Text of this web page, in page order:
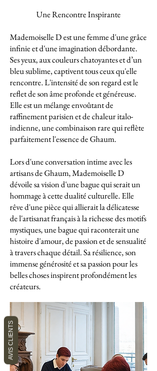
Une Rencontre Inspirante
Mademoiselle D est une femme d'une grâce
infinie et d'une imagination débordante.
Ses yeux, aux couleurs chatoyantes et d’un
bleu sublime, captivent tous ceux qu'elle
rencontre. L'intensité de son regard est le
reflet de son âme profonde et généreuse.
Elle est un mélange envoûtant de
raffinement parisien et de chaleur italo-
indienne, une combinaison rare qui reflète
parfaitement l'essence de Ghaum.
Lors d'une conversation intime avec les
artisans de Ghaum, Mademoiselle D
dévoile sa vision d'une bague qui serait un
hommage à cette dualité culturelle. Elle
rêve d'une pièce qui allierait la délicatesse
de l'artisanat français à la richesse des motifs
mystiques, une bague qui raconterait une
histoire d'amour, de passion et de sensualité
à travers chaque détail. Sa résilience, son
immense générosité et sa passion pour les
belles choses inspirent profondément les
créateurs.
AVIS CLIENTS